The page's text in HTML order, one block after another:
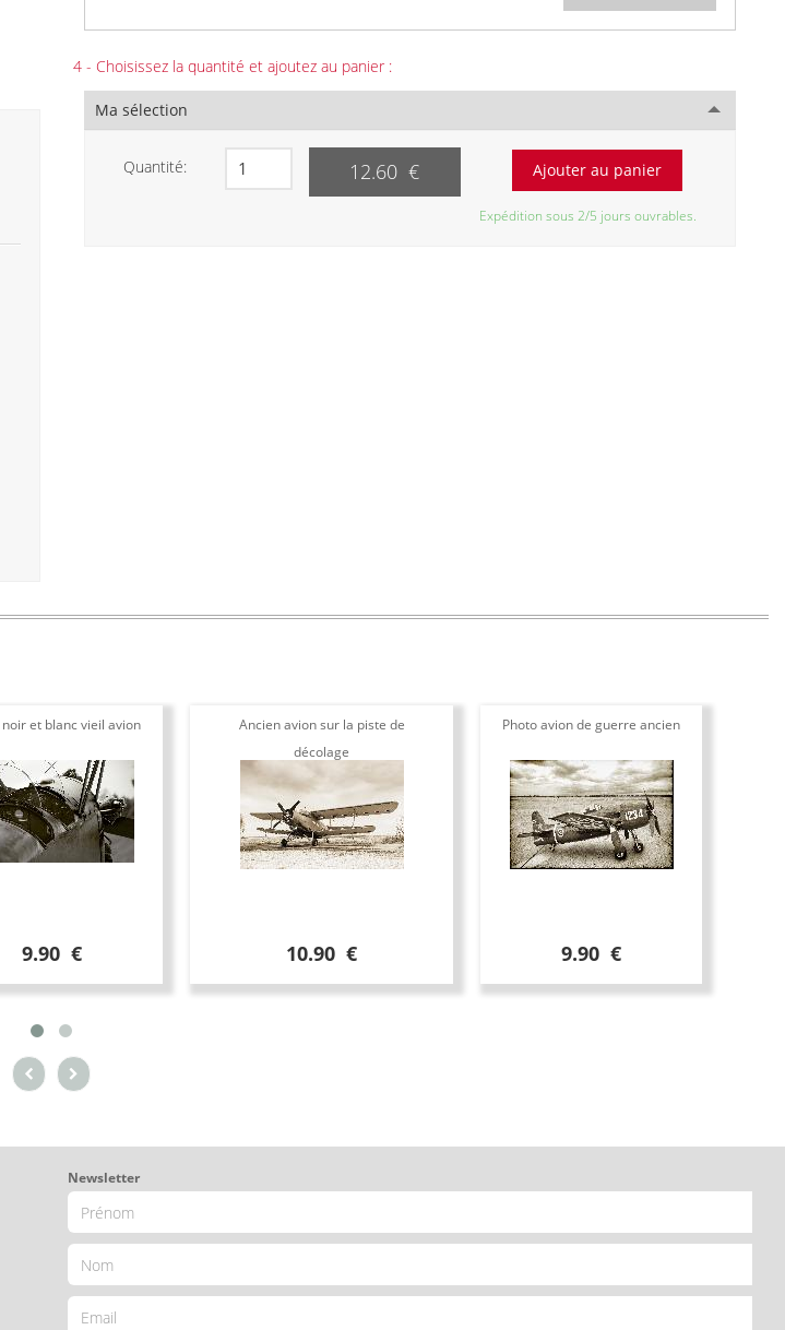
4 - Choisissez la quantité et ajoutez au panier :
Ma sélection
Quantité: 12.60 €
Expédition sous 2/5 jours ouvrables.
noir et blanc vieil avion
9.90 €
Ancien avion sur la piste de
décolage
10.90 €
Photo avion de guerre ancien
9.90 €
Newsletter